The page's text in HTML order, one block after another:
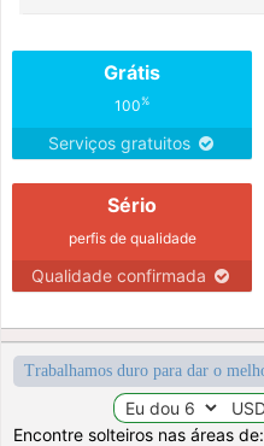
Grátis
100%
Serviços gratuitos
Sério
perfis de qualidade
Qualidade confirmada
Trabalhamos duro para dar o
Encontre solteiros nas áreas